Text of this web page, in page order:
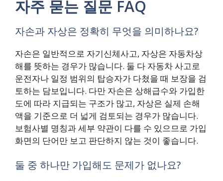
자주 묻는 질문 FAQ
자손과 자상은 정확히 무엇을 의미하나요?
자손은 일반적으로 자기신체사고, 자상은 자동차상
해를 뜻하는 경우가 많습니다. 둘 다 자동차 사고로
운전자나 일정 범위의 탑승자가 다쳤을 때 보장을 검
토하는 담보입니다. 다만 자손은 상해급수와 가입한
도에 따라 지급되는 구조가 많고, 자상은 실제 손해
액을 기준으로 더 넓게 검토되는 경우가 많습니다.
보험사별 명칭과 세부 약관이 다를 수 있으므로 가입
화면의 단어만 보고 판단하지 않는 것이 좋습니다.
둘 중 하나만 가입해도 문제가 없나요?